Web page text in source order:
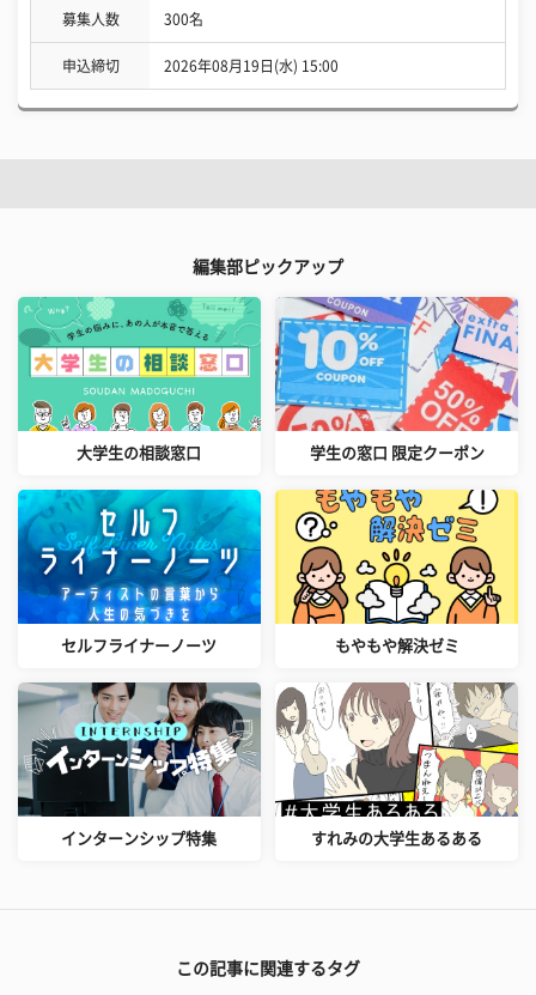
募集人数 300名
申込締切 2026年08月19日(水) 15:00
編集部ピックアップ
大学生の相談窓口 学生の窓口 限定クーポン
セルフライナーノーツ もやもや解決ゼミ
インターンシップ特集 すれみの大学生あるある
この記事に関連するタグ